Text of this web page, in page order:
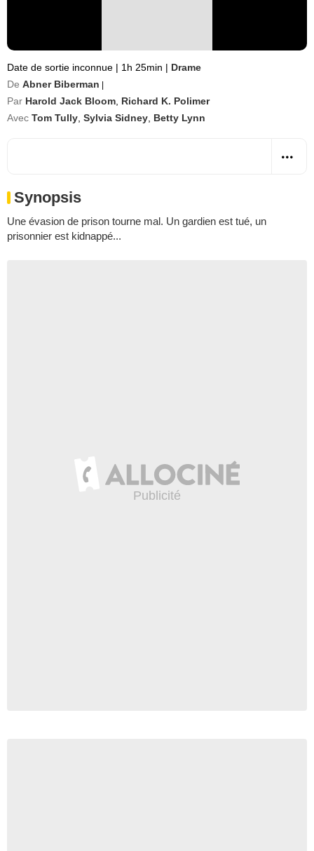
Date de sortie inconnue | 1h 25min | Drame
De Abner Biberman
Par Harold Jack Bloom Richard K. Polimer
Avec Tom Tully Sylvia Sidney Betty Lynn
Synopsis
Une évasion de prison tourne mal. Un gardien est tué, un
prisonnier est kidnappé...